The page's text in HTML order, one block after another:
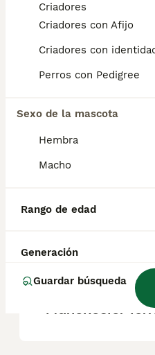
Criadores
Criadores con Afijo
Criadores con
Perros con Pedigree
Sexo de la mascota
Hembra
Macho
Rango de edad
Generación
Guardar búsqueda
tiene mucho carácter,
y ladrador. También
cualidades de los
seres queridos y
¿Es un
Miniatura?
¿Qué tamaño
Manchester